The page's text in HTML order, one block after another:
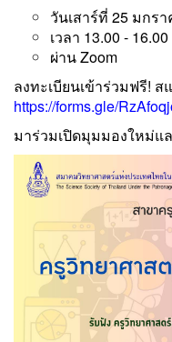
วันเสาร์ที่ 25 มกร
เวลา 13.00 -
ผ่าน Zoom
ลงทะเบียนเข้าร่วมฟรี!
https://forms.gle/
มาร่วมเปิดมุมมองใหม่แ